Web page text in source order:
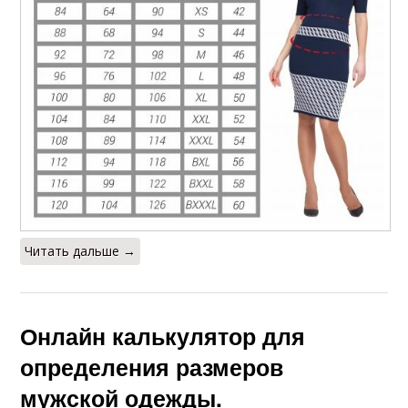
Читать дальше →
Онлайн калькулятор для
определения размеров
мужской одежды.